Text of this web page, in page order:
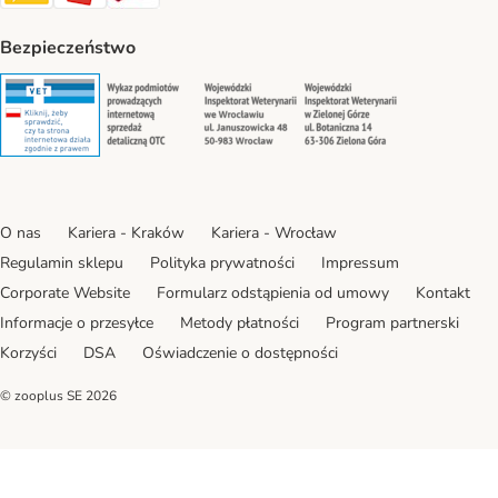
Bezpieczeństwo
Security Security Security
O nas Kariera - Kraków
Kariera - Wrocław
Regulamin sklepu
Polityka prywatności
Impressum
Corporate Website
Formularz odstąpienia od umowy
Kontakt
Informacje o przesyłce
Metody płatności
Program partnerski
Korzyści
DSA Oświadczenie o dostępności
© zooplus SE 2026